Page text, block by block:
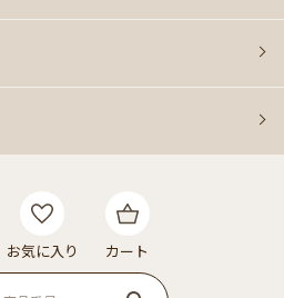
お気に入り カート